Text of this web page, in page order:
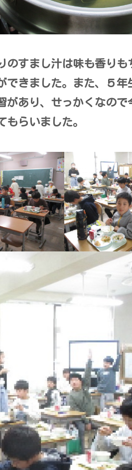
のすまし汁は味も香りも
できました。また、５年
があり、せっかくなので
らいました。